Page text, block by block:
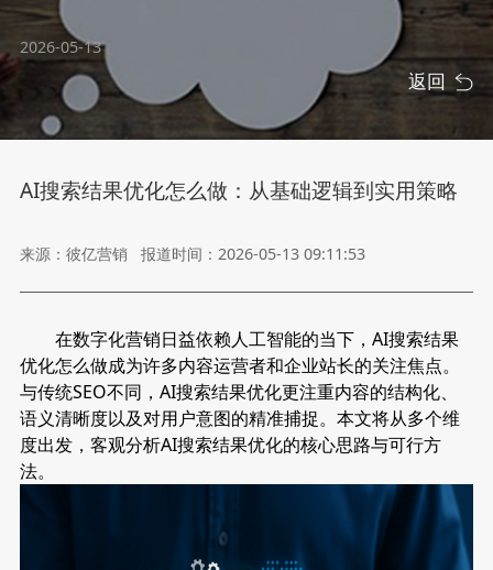
服务案例
新闻资讯
2026-05-13
返回
AI搜索结果优化怎么做：从基础逻辑到实用策略
来源：彼亿营销 报道时间：2026-05-13 09:11:53
在数字化营销日益依赖人工智能的当下， AI搜索结果
优化怎么做成为许多内容运营者和企业站长的关注焦点。
与传统SEO不同，AI搜索结果优化更注重内容的结构化、
语义清晰度以及对用户意图的精准捕捉。本文将从多个维
度出发，客观分析AI搜索结果优化的核心思路与可行方
法。